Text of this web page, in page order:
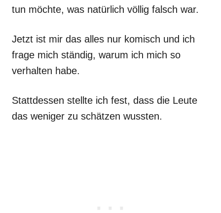
tun möchte, was natürlich völlig falsch war.
Jetzt ist mir das alles nur komisch und ich
frage mich ständig, warum ich mich so
verhalten habe.
Stattdessen stellte ich fest, dass die Leute
das weniger zu schätzen wussten.